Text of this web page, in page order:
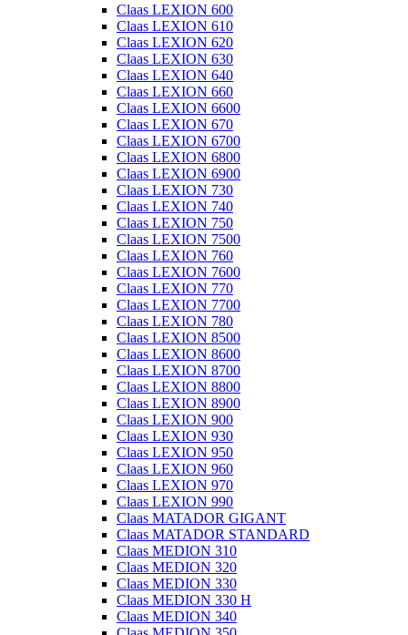
Claas LEXION 600
Claas LEXION 610
Claas LEXION 620
Claas LEXION 630
Claas LEXION 640
Claas LEXION 660
Claas LEXION 6600
Claas LEXION 670
Claas LEXION 6700
Claas LEXION 6800
Claas LEXION 6900
Claas LEXION 730
Claas LEXION 740
Claas LEXION 750
Claas LEXION 7500
Claas LEXION 760
Claas LEXION 7600
Claas LEXION 770
Claas LEXION 7700
Claas LEXION 780
Claas LEXION 8500
Claas LEXION 8600
Claas LEXION 8700
Claas LEXION 8800
Claas LEXION 8900
Claas LEXION 900
Claas LEXION 930
Claas LEXION 950
Claas LEXION 960
Claas LEXION 970
Claas LEXION 990
Claas MATADOR GIGANT
Claas MATADOR STANDARD
Claas MEDION 310
Claas MEDION 320
Claas MEDION 330
Claas MEDION 330 H
Claas MEDION 340